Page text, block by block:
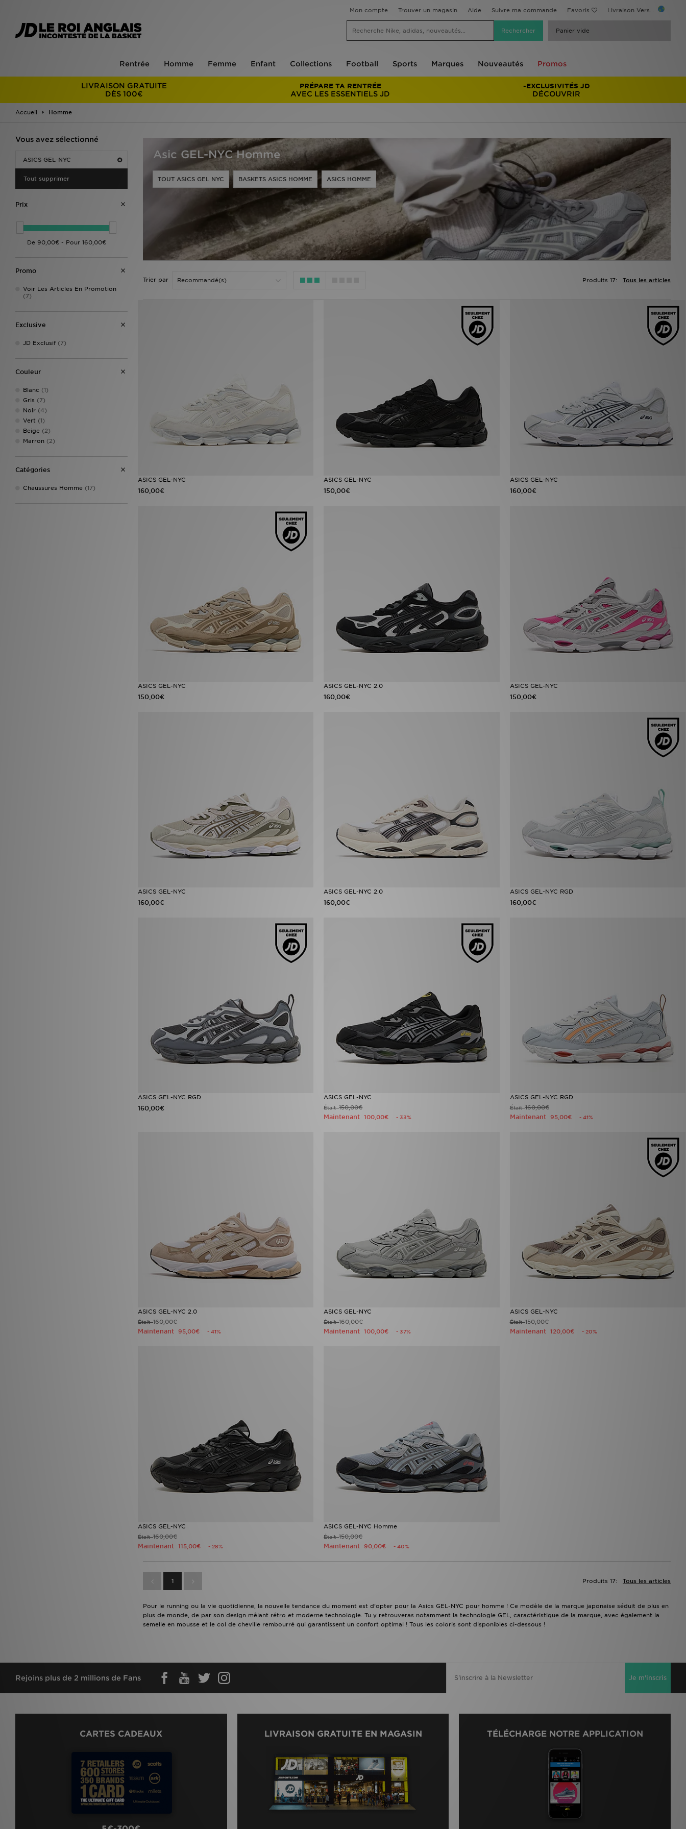
Mon compte Trouver un magasin Aide Suivre ma commande Favoris Livraison Vers...
Panier vide
Rentrée Homme Femme Enfant Collections Football Sports Marques Nouveautés Promos
LIVRAISON GRATUITE
DÈS 100€
PRÉPARE TA RENTRÉE
AVEC LES ESSENTIELS JD
-EXCLUSIVITÉS JD
DÉCOUVRIR
Accueil Homme
Vous avez sélectionné
ASICS GEL-NYC
Tout supprimer
Prix
Promo
Voir Les Articles En Promotion
(7)
Exclusive
JD Exclusif (7)
Couleur
Blanc (1)
Gris (7)
Noir (4)
Vert (1)
Beige (2)
Marron (2)
Catégories
Chaussures Homme (17)
Asic GEL-NYC Homme
TOUT ASICS GEL NYC BASKETS ASICS HOMME ASICS HOMME
Trier par Tous les articles
Produits 17:
ASICS GEL-NYC
160,00€
ASICS GEL-NYC
150,00€
ASICS GEL-NYC
160,00€
ASICS GEL-NYC
150,00€
ASICS GEL-NYC 2.0
160,00€
ASICS GEL-NYC
150,00€
ASICS GEL-NYC
160,00€
ASICS GEL-NYC 2.0
160,00€
ASICS GEL-NYC RGD
160,00€
ASICS GEL-NYC RGD
160,00€
ASICS GEL-NYC
Était150,00€
Maintenant100,00€ - 33%
ASICS GEL-NYC RGD
Était160,00€
Maintenant 95,00€ - 41%
ASICS GEL-NYC 2.0
Était160,00€
Maintenant 95,00€ - 41%
ASICS GEL-NYC
Était160,00€
Maintenant100,00€ - 37%
ASICS GEL-NYC
Était150,00€
Maintenant 120,00€ - 20%
ASICS GEL-NYC
Était160,00€
Maintenant 115,00€ - 28%
ASICS GEL-NYC Homme
Était150,00€
Maintenant90,00€ - 40%
1 Tous les articles
Produits 17:
Pour le running ou la vie quotidienne, la nouvelle tendance du moment est d’opter pour la Asics GEL-NYC pour homme ! Ce modèle de la marque japonaise séduit de plus en
plus de monde, de par son design mêlant rétro et moderne technologie. Tu y retrouveras notamment la technologie GEL, caractéristique de la marque, avec également la
semelle en mousse et le col de cheville rembourré qui garantissent un confort optimal ! Tous les coloris sont disponibles ci-dessous !
Rejoins plus de 2 millions de Fans Je m'inscris
CARTES CADEAUX LIVRAISON GRATUITE EN MAGASIN TÉLÉCHARGE NOTRE APPLICATION